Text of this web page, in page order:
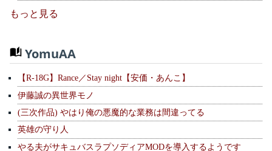
もっと見る
YomuAA
【R-18G】Rance／Stay night【安価・あんこ】
伊藤誠の異世界モノ
(三次作品) やはり俺の悪魔的な業務は間違ってる
英雄の守り人
やる夫がサキュバスラプソディアMODを導入するようです